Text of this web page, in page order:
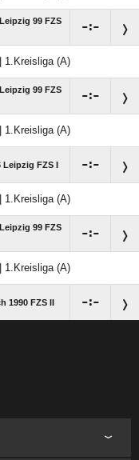
99 FZS
:
1.Kreisliga (A)
99 FZS
:
1.Kreisliga (A)
Leipzig FZS I :
1.Kreisliga (A)
99 FZS
:
1.Kreisliga (A)
1990 FZS II :